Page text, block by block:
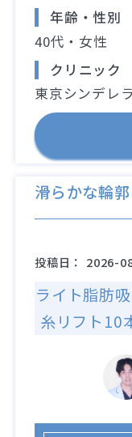
年齢・性別
40代・女性
クリニック
東京シンデレ
滑らかな輪
投稿日： 2026-
ライト脂肪
糸リフト10